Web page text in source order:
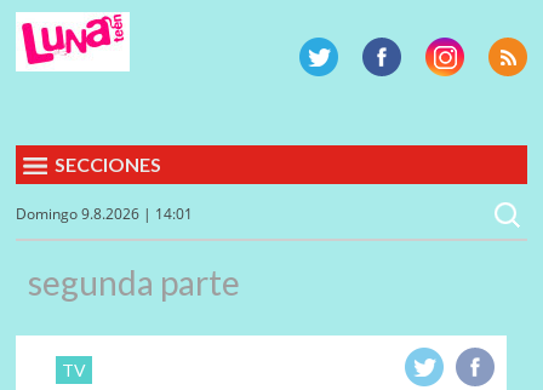
SECCIONES
Domingo 9.8.2026 | 14:01
segunda parte
TV